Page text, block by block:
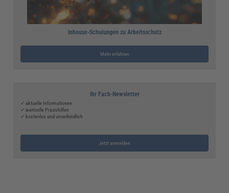
Inhouse-Schulungen zu Arbeitsschutz
Mehr erfahren
Ihr Fach-Newsletter
✓ aktuelle Informationen
✓ wertvolle Praxishilfen
✓ kostenlos und unverbindlich
Jetzt anmelden